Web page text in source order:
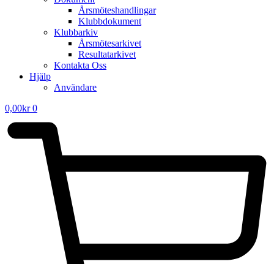
Årsmöteshandlingar
Klubbdokument
Klubbarkiv
Årsmötesarkivet
Resultatarkivet
Kontakta Oss
Hjälp
Användare
0,00kr 0